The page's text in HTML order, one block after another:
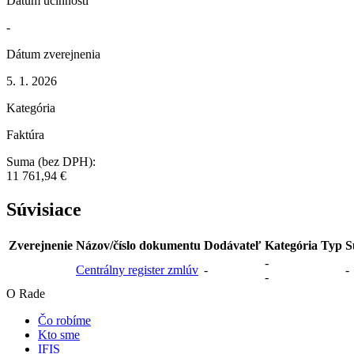
-
Dátum zverejnenia
5. 1. 2026
Kategória
Faktúra
Suma (bez DPH):
11 761,94 €
Súvisiace
Zverejnenie Názov/číslo dokumentu Dodávateľ Kategória Typ
Centrálny register zmlúv -
-
-
-
O Rade
Čo robíme
Kto sme
IFIS